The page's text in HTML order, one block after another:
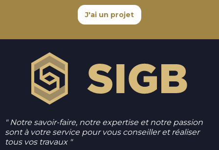
J'ai un projet
" Notre savoir-faire, notre expertise et notre passion
sont à votre service pour vous conseiller et réaliser
tous vos travaux "